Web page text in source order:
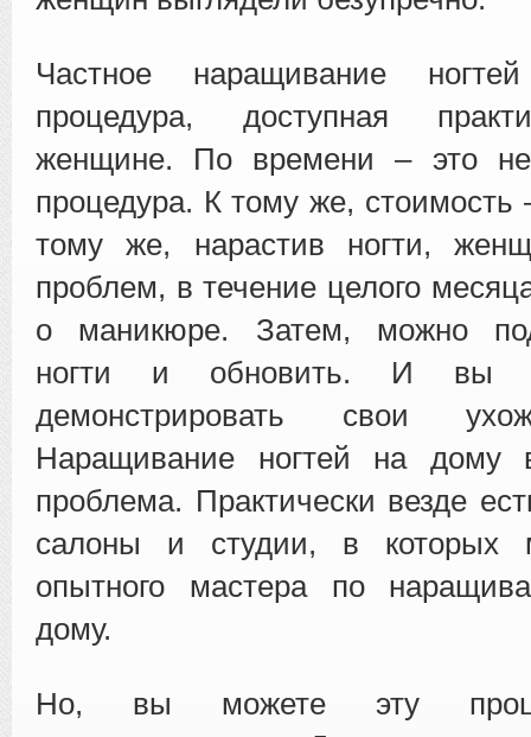
Частное наращивание
процедура, доступная
женщине. По времени – это
процедура. К тому же,
тому же, нарастив ногти,
проблем, в течение целого
о маникюре. Затем, можно
ногти и обновить. И вы
демонстрировать свои
Наращивание ногтей на
проблема. Практически везде
салоны и студии, в которых
опытного мастера по
дому.
Но, вы можете эту